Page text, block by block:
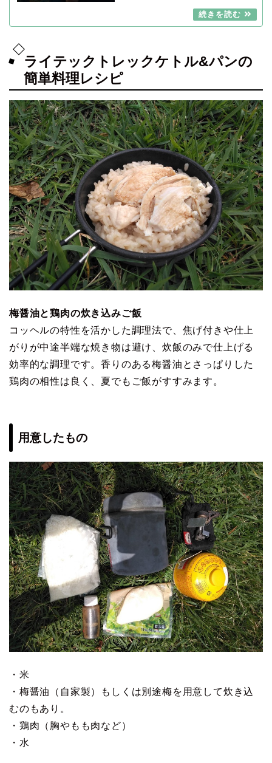
ライテックトレックケトル&パンの
簡単料理レシピ
梅醤油と鶏肉の炊き込みご飯
コッヘルの特性を活かした調理法で、焦げ付きや仕上
がりが中途半端な焼き物は避け、炊飯のみで仕上げる
効率的な調理です。香りのある梅醤油とさっぱりした
鶏肉の相性は良く、夏でもご飯がすすみます。
用意したもの
・米
・梅醤油（自家製）もしくは別途梅を用意して炊き込
むのもあり。
・鶏肉（胸やもも肉など）
・水